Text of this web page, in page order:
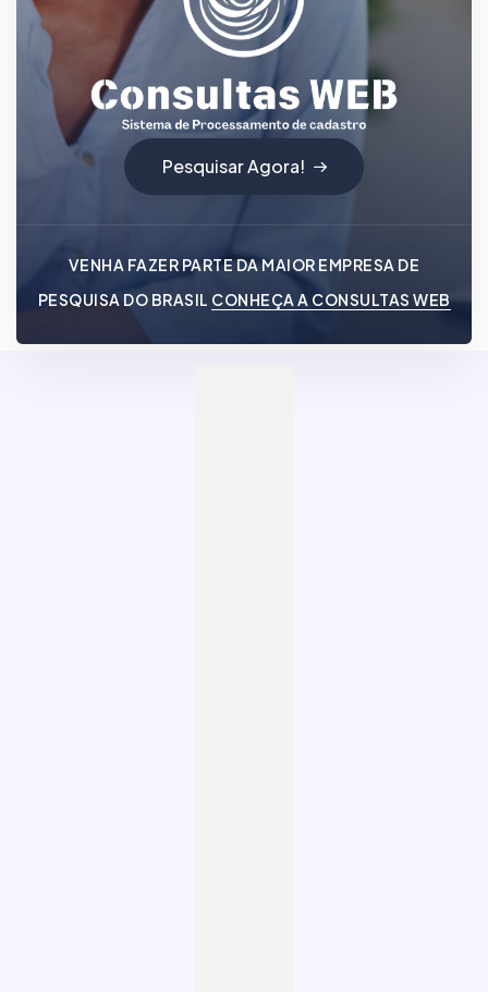
Pesquisar Agora!
VENHA FAZER PARTE DA MAIOR EMPRESA DE
PESQUISA DO BRASIL CONHEÇA A CONSULTAS WEB